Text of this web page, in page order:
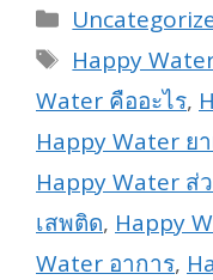
Categories
Tags
Happy
Water คืออะไร,
Happy Water ย
Happy Water ส่
เสพติด, Happy
Water อาการ,